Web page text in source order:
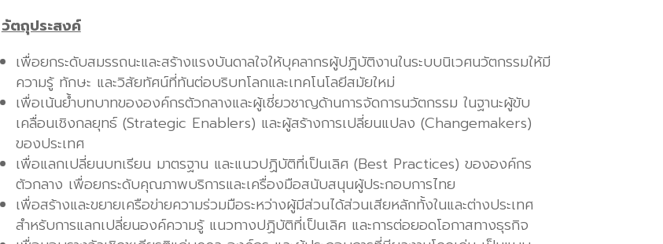
วัตถุประสงค์
เพื่อยกระดับสมรรถนะและสร้างแรงบันดาลใจให้บุคลากรผู้ปฏิบัติงานในระบบนิเวศนวัตกรรมให้มี
ความรู้ ทักษะ และวิสัยทัศน์ที่ทันต่อบริบทโลกและเทคโนโลยีสมัยใหม่
เพื่อเน้นย้ำบทบาทขององค์กรตัวกลางและผู้เชี่ยวชาญด้านการจัดการนวัตกรรม ในฐานะผู้ขับ
เคลื่อนเชิงกลยุทธ์ (Strategic Enablers) และผู้สร้างการเปลี่ยนแปลง (Changemakers)
ของประเทศ
เพื่อแลกเปลี่ยนบทเรียน มาตรฐาน และแนวปฏิบัติที่เป็นเลิศ (Best Practices) ขององค์กร
ตัวกลาง เพื่อยกระดับคุณภาพบริการและเครื่องมือสนับสนุนผู้ประกอบการไทย
เพื่อสร้างและขยายเครือข่ายความร่วมมือระหว่างผู้มีส่วนได้ส่วนเสียหลักทั้งในและต่างประเทศ
สำหรับการแลกเปลี่ยนองค์ความรู้ แนวทางปฏิบัติที่เป็นเลิศ และการต่อยอดโอกาสทางธุรกิจ